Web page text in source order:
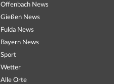
Offenbach News
Gießen News
Fulda News
Bayern News
Sport
Wetter
Alle Orte